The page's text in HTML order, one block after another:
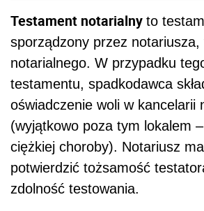
Testament notarialny to
sporządzony przez
notarialnego. W przypadku
testamentu, spadkodawca
oświadczenie woli w kancelarii
(wyjątkowo poza tym lokalem
ciężkiej choroby). Notariusz
potwierdzić tożsamość
zdolność testowania.